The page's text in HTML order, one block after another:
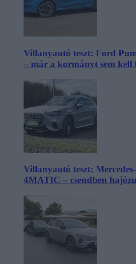
Villanyautó teszt: Ford
– már a kormányt sem kell
Villanyautó teszt:
4MATIC – csendben